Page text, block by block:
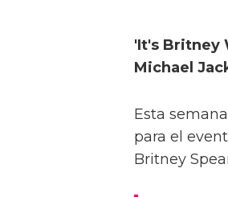
'It's Britney
Michael
Esta
para el
Britney